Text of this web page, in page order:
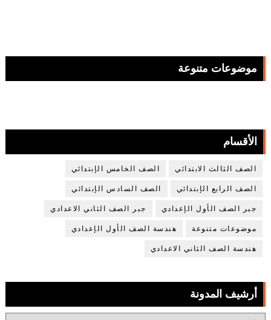
موضوعات متنوعة
الأقسام
الصف الثالث الابتدائي الصف الخامس الإبتدائي
الصف الرابع الإبتدائي الصف السادس الإبتدائي
جبر الصف الأول الإعدادي جبر الصف الثاني الاعدادي
موضوعات متنوعة هندسة الصف الأول الإعدادي
هندسة الصف الثاني الاعدادي
أرشيف المدونة